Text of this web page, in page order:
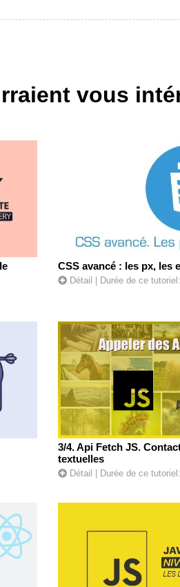
vous
CSS avancé : les px, les
Détail | Durée de ce
3/4. Api Fetch JS.
textuelles
Détail | Durée de ce